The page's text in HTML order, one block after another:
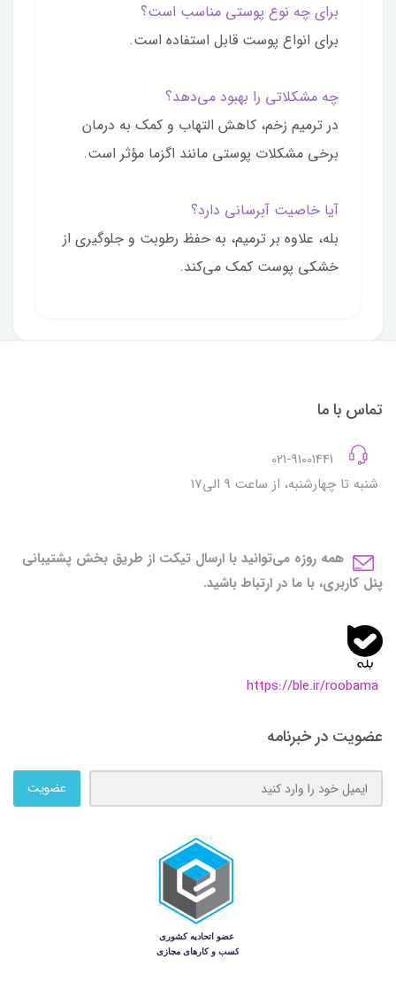
برای چه نوع پوستی مناسب است؟
برای انواع پوست قابل استفاده است.
چه مشکلاتی را بهبود می‌دهد؟
در ترمیم زخم، کاهش التهاب و کمک به درمان
برخی مشکلات پوستی مانند اگزما مؤثر است.
آیا خاصیت آبرسانی دارد؟
بله، علاوه بر ترمیم، به حفظ رطوبت و جلوگیری از
خشکی پوست کمک می‌کند.
تماس با ما
شنبه تا چهارشنبه، از ساعت 9 الی17
همه روزه می‌توانید با ارسال تیکت از طریق بخش پشتیبانی
پنل کاربری، با ما در ارتباط باشید.
https://ble.ir/roobama
عضویت در خبرنامه
عضویت